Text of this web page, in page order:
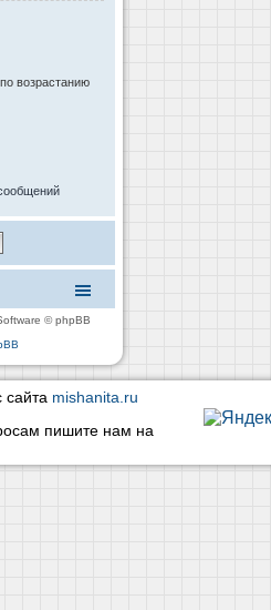
по возрастанию
© phpBB
сайта mishanita.ru
пишите нам на